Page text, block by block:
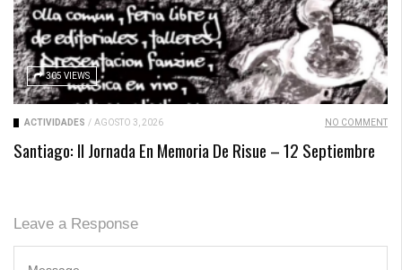
305 VIEWS
ACTIVIDADES / AGOSTO 3, 2026 NO COMMENT
Santiago: II Jornada En Memoria De Risue – 12 Septiembre
Leave a Response